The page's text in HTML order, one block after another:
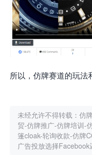
所以，仿牌赛道的玩法
未经允许不得转载： 仿
贸-仿牌推广-仿牌培训-
篷cloak-轮询收款-仿牌
广告投放选择Facebook